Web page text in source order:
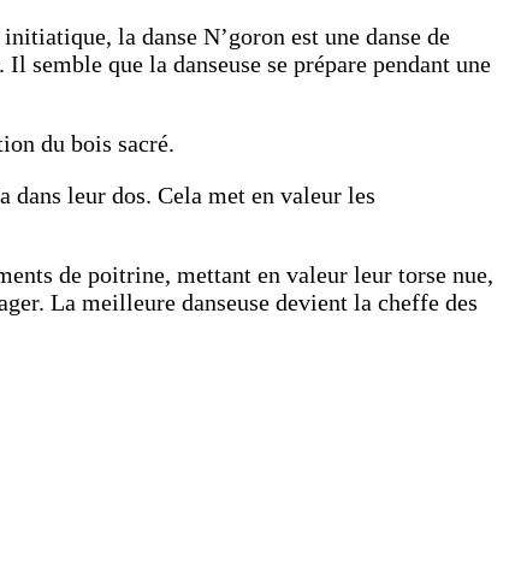
la danse N’goron est une danse de
que la danseuse se prépare pendant une
du bois sacré.
dans leur dos. Cela met en valeur les
de poitrine, mettant en valeur leur torse nue,
La meilleure danseuse devient la cheffe des